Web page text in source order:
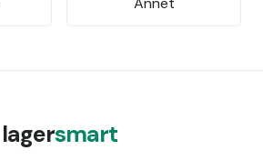
lagersmart